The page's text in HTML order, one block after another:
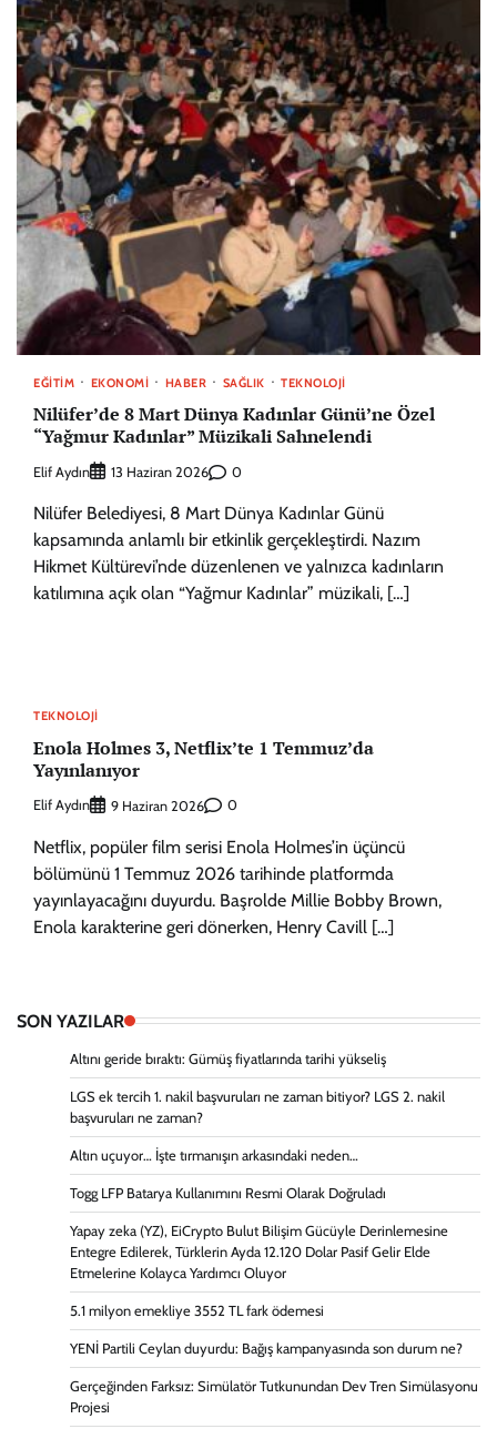
EĞITIM EKONOMI HABER SAĞLIK TEKNOLOJI
Nilüfer’de 8 Mart Dünya Kadınlar Günü’ne Özel
“Yağmur Kadınlar” Müzikali Sahnelendi
Elif Aydın 13 Haziran 2026 0
Nilüfer Belediyesi, 8 Mart Dünya Kadınlar Günü
kapsamında anlamlı bir etkinlik gerçekleştirdi. Nazım
Hikmet Kültürevi’nde düzenlenen ve yalnızca kadınların
katılımına açık olan “Yağmur Kadınlar” müzikali, […]
TEKNOLOJI
Enola Holmes 3, Netflix’te 1 Temmuz’da
Yayınlanıyor
Elif Aydın 9 Haziran 2026 0
Netflix, popüler film serisi Enola Holmes’in üçüncü
bölümünü 1 Temmuz 2026 tarihinde platformda
yayınlayacağını duyurdu. Başrolde Millie Bobby Brown,
Enola karakterine geri dönerken, Henry Cavill […]
SON YAZILAR
Altını geride bıraktı: Gümüş fiyatlarında tarihi yükseliş
LGS ek tercih 1. nakil başvuruları ne zaman bitiyor? LGS 2. nakil
başvuruları ne zaman?
Altın uçuyor… İşte tırmanışın arkasındaki neden…
Togg LFP Batarya Kullanımını Resmi Olarak Doğruladı
Yapay zeka (YZ), EiCrypto Bulut Bilişim Gücüyle Derinlemesine
Entegre Edilerek, Türklerin Ayda 12.120 Dolar Pasif Gelir Elde
Etmelerine Kolayca Yardımcı Oluyor
5.1 milyon emekliye 3552 TL fark ödemesi
YENİ Partili Ceylan duyurdu: Bağış kampanyasında son durum ne?
Gerçeğinden Farksız: Simülatör Tutkunundan Dev Tren Simülasyonu
Projesi